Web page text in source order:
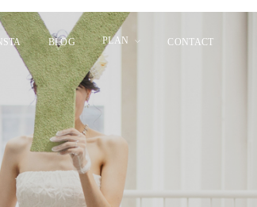
BLOG PLAN CONTACT